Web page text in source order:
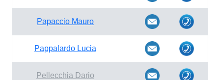
Papaccio Mauro
Pappalardo Lucia
Pellecchia Dario